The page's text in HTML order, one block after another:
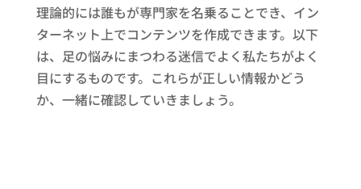
理論的には誰もが専門家を名乗ることでき、イン
ターネット上でコンテンツを作成できます。以下
は、足の悩みにまつわる迷信でよく私たちがよく
目にするものです。これらが正しい情報かどう
か、一緒に確認していきましょう。